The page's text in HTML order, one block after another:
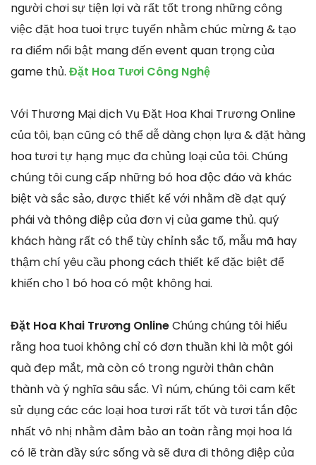
người chơi sự tiện lợi và rất tốt trong những công
việc đặt hoa tuoi trực tuyến nhằm chúc mừng & tạo
ra điểm nổi bật mang đến event quan trọng của
game thủ. Đặt Hoa Tươi Công Nghệ
Với Thương Mại dịch Vụ Đặt Hoa Khai Trương Online
của tôi, bạn cũng có thể dễ dàng chọn lựa & đặt hàng
hoa tươi tự hạng mục đa chủng loại của tôi. Chúng
chúng tôi cung cấp những bó hoa độc đáo và khác
biệt và sắc sảo, được thiết kế với nhằm đề đạt quý
phái và thông điệp của đơn vị của game thủ. quý
khách hàng rất có thể tùy chỉnh sắc tố, mẫu mã hay
thậm chí yêu cầu phong cách thiết kế đặc biệt để
khiến cho 1 bó hoa có một không hai.
Đặt Hoa Khai Trương OnlineChúng chúng tôi hiểu
rằng hoa tuoi không chỉ có đơn thuần khi là một gói
quà đẹp mắt, mà còn có trong người thân chân
thành và ý nghĩa sâu sắc. Vì núm, chúng tôi cam kết
sử dụng các các loại hoa tươi rất tốt và tươi tắn độc
nhất vô nhị nhằm đảm bảo an toàn rằng mọi hoa lá
có lẽ tràn đầy sức sống và sẽ đưa đi thông điệp của